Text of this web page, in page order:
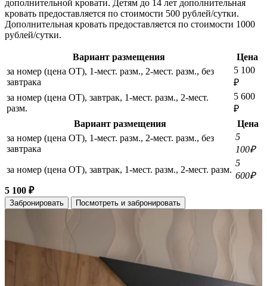
дополнительной кровати. Детям до 14 лет дополнительная
кровать предоставляется по стоимости 500 рублей/сутки.
Дополнительная кровать предоставляется по стоимости 1000
рублей/сутки.
Вариант размещения
Цена
за номер (цена ОТ), 1-мест. разм., 2-мест. разм., без
завтрака
5 100
₽
за номер (цена ОТ), завтрак, 1-мест. разм., 2-мест.
разм.
5 600
₽
Вариант размещения
Цена
за номер (цена ОТ), 1-мест. разм., 2-мест. разм., без
завтрака
5
100₽
за номер (цена ОТ), завтрак, 1-мест. разм., 2-мест. разм.
5
600₽
5 100 ₽
Забронировать Посмотреть и забронировать